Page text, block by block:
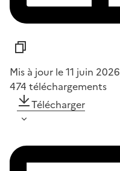
Mis à jour le 11 juin 2026
474 téléchargements
Télécharger